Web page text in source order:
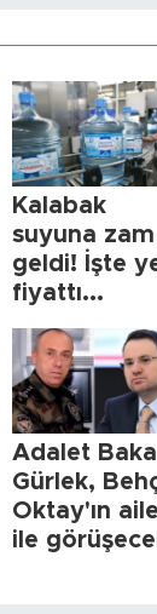
Kalabak
suyuna zam
geldi! İşte
fiyattı...
Adalet
Gürlek,
Oktay'ın
ile